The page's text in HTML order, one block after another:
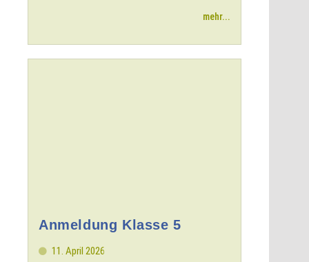
mehr...
Anmeldung Klasse 5
11. April 2026